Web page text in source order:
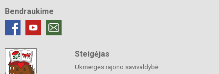
Bendraukime
Steigėjas
Ukmergės rajono savivaldybė